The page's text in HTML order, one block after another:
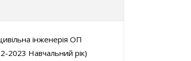
інженерія ОП
2023 Навчальний рік)